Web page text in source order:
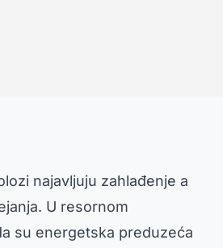
najavljuju zahlađenje a
U resornom
su energetska preduzeća